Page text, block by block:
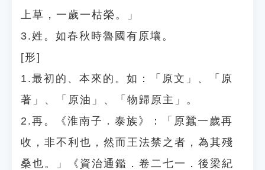
上草，一歲一枯榮。」
3.姓。如春秋時魯國有原壤。
[形]
1.最初的、本來的。如：「原文」、「原
著」、「原油」、「物歸原主」。
2.再。《淮南子．泰族》：「原蠶一歲再
收，非不利也，然而王法禁之者，為其殘
桑也。」《資治通鑑．卷二七一．後梁紀